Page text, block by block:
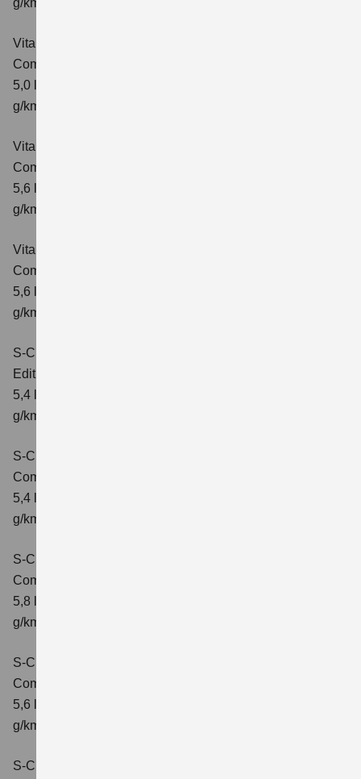
g/km; CO₂-Klasse: C
Vitara 1.5 DUALJET HYBRID AGS
Comfort+
5,0 l/100km; kombinierter Wert der CO₂-Emission: 114
g/km; CO₂-Klasse: C
Vitara 1.5 DUALJET HYBRID ALLGRIP AGS
Comfort
5,6 l/100km; kombinierter Wert der CO₂-Emission: 126
g/km; CO₂-Klasse: D
Vitara 1.5 DUALJET HYBRID ALLGRIP AGS
Comfort+
5,6 l/100km; kombinierter Wert der CO₂-Emission: 127
g/km; CO₂-Klasse: D
S-Cross 1.4 BOOSTERJET HYBRID
Edition
5,4 l/100 km; kombinierter Wert der CO2-Emission: 121
g/km; CO2-Klasse: D
S-Cross 1.4 BOOSTERJET HYBRID
Comfort
5,4 l/100 km; kombinierter Wert der CO2-Emission: 121
g/km; CO2-Klasse: D
S-Cross 1.4 BOOSTERJET HYBRID AT
Comfort
5,8 l/100 km; kombinierter Wert der CO2-Emission: 132
g/km; CO2-Klasse: D
S-Cross 1.4 BOOSTERJET HYBRID ALLGRIP
Comfort
5,6 l/100 km; kombinierter Wert der CO2-Emission: 131
g/km; CO2-Klasse: D
S-Cross 1.4 BOOSTERJET HYBRID ALLGRIP